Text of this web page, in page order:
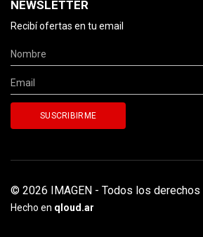
NEWSLETTER
Recibí ofertas en tu email
© 2026 IMAGEN - Todos los derechos
Hecho en qloud.ar